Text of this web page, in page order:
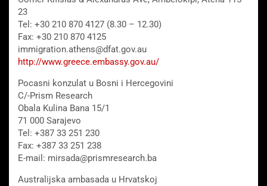
23
Tel: +30 210 870 4127 (8.30 – 12.30)
Fax: +30 210 870 4125
immigration.athens@dfat.gov.au
http://www.greece.embassy.gov.au/
Pocasni konzulat u Bosni i Hercegovini
C/-Prism Research
Obala Kulina Bana 15/1
71 000 Sarajevo
Tel: +387 33 251 230
Fax: +387 33 251 238
E-mail: mirsada@prismresearch.ba
Australijska ambasada u Hrvatskoj